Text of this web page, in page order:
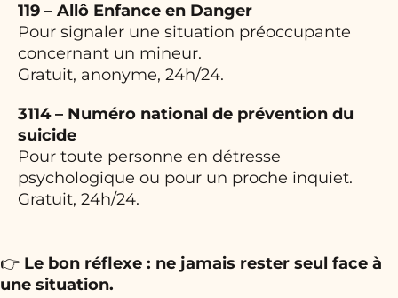
119 – Allô Enfance en Danger
Pour signaler une situation préoccupante
concernant un mineur.
Gratuit, anonyme, 24h/24.
3114 – Numéro national de prévention du
suicide
Pour toute personne en détresse
psychologique ou pour un proche inquiet.
Gratuit, 24h/24.
👉 Le bon réflexe : ne jamais rester seul face à
une situation.